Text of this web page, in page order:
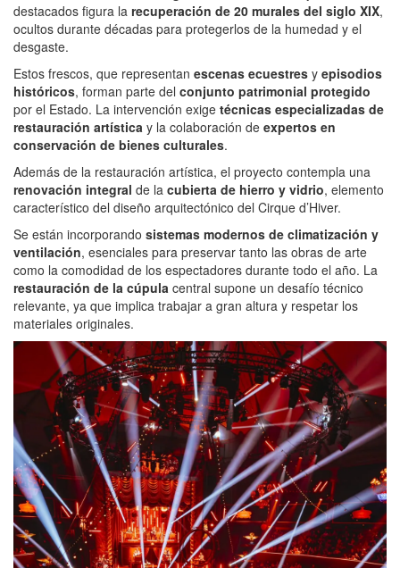
destacados figura la recuperación de 20 murales del siglo XIX,
ocultos durante décadas para protegerlos de la humedad y el
desgaste.
Estos frescos, que representan escenas ecuestres y episodios
históricos, forman parte del conjunto patrimonial protegido
por el Estado. La intervención exige técnicas especializadas de
restauración artística y la colaboración de expertos en
conservación de bienes culturales.
Además de la restauración artística, el proyecto contempla una
renovación integral de la cubierta de hierro y vidrio, elemento
característico del diseño arquitectónico del Cirque d’Hiver.
Se están incorporando sistemas modernos de climatización y
ventilación, esenciales para preservar tanto las obras de arte
como la comodidad de los espectadores durante todo el año. La
restauración de la cúpula central supone un desafío técnico
relevante, ya que implica trabajar a gran altura y respetar los
materiales originales.